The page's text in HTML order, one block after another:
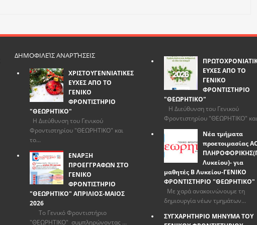
ΔΗΜΟΦΙΛΕΊΣ ΑΝΑΡΤΉΣΕΙΣ
ΧΡΙΣΤΟΥΓΕΝΝΙΑΤΙΚΕΣ
ΕΥΧΕΣ ΑΠΟ ΤΟ
ΓΕΝΙΚΟ
ΦΡΟΝΤΙΣΤΗΡΙΟ
"ΘΕΩΡΗΤΙΚΟ"
Η Διεύθυνση του Γενικού
Φροντιστηρίου "ΘΕΩΡΗΤΙΚΟ" και
το...
ΕΝΑΡΞΗ
ΠΡΟΕΓΓΡΑΦΩΝ ΣΤΟ
ΓΕΝΙΚΟ
ΦΡΟΝΤΙΣΤΗΡΙΟ
"ΘΕΩΡΗΤΙΚΟ" ΑΠΡΙΛΙΟΣ-ΜΑΙΟΣ
2026
Το Γενικό Φροντιστήριο
"ΘΕΩΡΗΤΙΚΟ" συμπληρώνοντας ...
ΕΥΧΕΣ ΑΠΟ ΤΟ
ΓΕΝΙΚΟ
ΦΡΟΝΤΙΣΤΗΡΙΟ
"ΘΕΩΡΗΤΙΚΟ"
Η Διεύθυνση του Γενικού
Φροντιστηρίου "ΘΕΩΡΗΤΙΚΟ"
Νέα τμήματα
προετοιμασίας
Λυκείου)- για
μαθητές Β Λυκείου-ΓΕΝΙΚΟ
ΦΡΟΝΤΙΣΤΗΡΙΟ "ΘΕΩΡΗΤΙΚΟ"
Με χαρά ανακοινώνουμε τη
δημιουργία νέων τμημάτων...
ΣΥΓΧΑΡΗΤΗΡΙΟ ΜΗΝΥΜΑ ΤΟΥ